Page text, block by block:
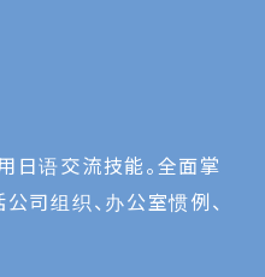
日语交流技能。全面掌
司组织、办公室惯例、